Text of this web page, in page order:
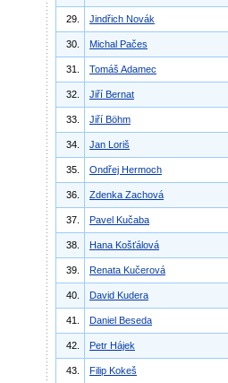
29. Jindřich Novák
30. Michal Pačes
31. Tomáš Adamec
32. Jiří Bernat
33. Jiří Böhm
34. Jan Loriš
35. Ondřej Hermoch
36. Zdenka Zachová
37. Pavel Kučaba
38. Hana Košťálová
39. Renata Kučerová
40. David Kudera
41. Daniel Beseda
42. Petr Hájek
43. Filip Kokeš